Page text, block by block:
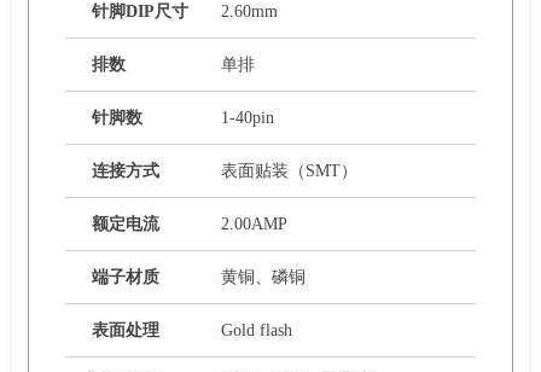
针脚DIP尺寸 2.60mm
排数 单排
针脚数 1-40pin
连接方式 表面贴装（SMT）
额定电流 2.00AMP
端子材质 黄铜、磷铜
表面处理 Gold flash